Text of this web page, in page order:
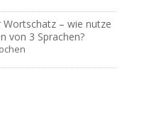
Wortschatz – wie nutze
von 3 Sprachen?